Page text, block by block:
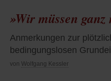
»Wir müssen ganz
Anmerkungen zur
bedingungslosen
von Wolfgang Kessler